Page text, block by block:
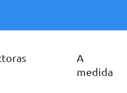
A
medida